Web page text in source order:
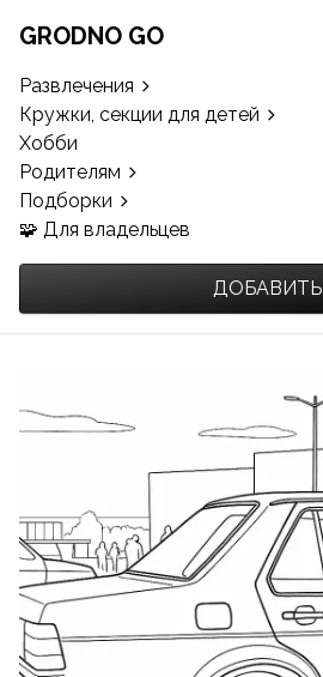
GRODNO GO
Развлечения
Кружки, секции для детей
Хобби
Родителям
Подборки
🧩 Для владельцев
ДОБАВИТЬ